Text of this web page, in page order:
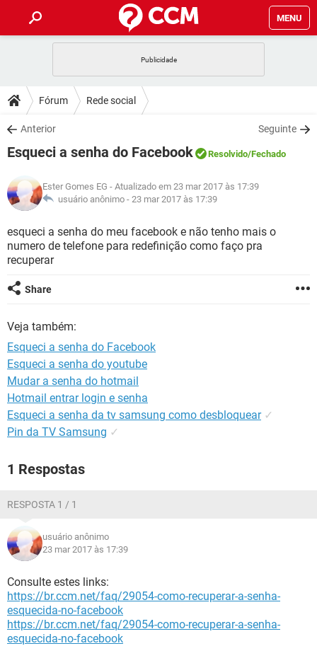
MENU
CELULAR
OUTLOOK
INSTAGRAM GMAIL
DICAS
JOGOS
INSTAGRAM GMAIL
GUIA DE COMPRAS
DOWNLOADS
JOGOS WHATSAPP
OUTLOOK EXCEL
INSTAGRAM GMAIL
GUIA DE COMPRAS
FÓRUM
JOGOS WHATSAPP
CELULAR
OUTLOOK EXCEL
INSTAGRAM
GUIA DE COMPRAS
GLOSSÁRIO
WHATSAPP
CELULAR FACEBOOK
INSTAGRAM
GUIA DE COMPRAS
Fórum Rede social
Anterior Seguinte
Esqueci a senha do Facebook Resolvido/Fechado
Ester Gomes EG - Atualizado em 23 mar 2017 às 17:39
usuário anônimo - 23 mar 2017 às 17:39
esqueci a senha do meu facebook e não tenho mais o
numero de telefone para redefinição como faço pra
recuperar
Share
Veja também:
Esqueci a senha do Facebook
Esqueci a senha do youtube
Mudar a senha do hotmail
Hotmail entrar login e senha
Esqueci a senha da tv samsung como desbloquear ✓
Pin da TV Samsung ✓
1 Respostas
RESPOSTA 1 / 1
usuário anônimo
23 mar 2017 às 17:39
Consulte estes links:
https://br.ccm.net/faq/29054-como-recuperar-a-senha-
esquecida-no-facebook
https://br.ccm.net/faq/29054-como-recuperar-a-senha-
esquecida-no-facebook